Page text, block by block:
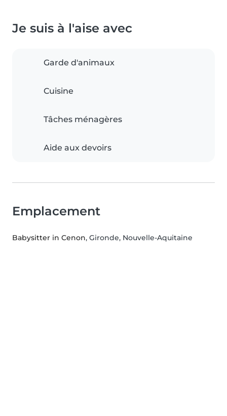
Je suis à l'aise avec
Garde d'animaux
Cuisine
Tâches ménagères
Aide aux devoirs
Emplacement
Babysitter in Cenon, Gironde, Nouvelle-Aquitaine